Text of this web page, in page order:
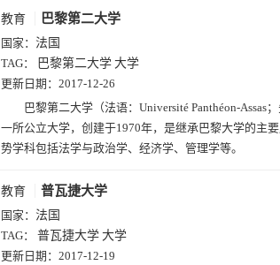
教育 巴黎第二大学
国家： 法国
TAG：
巴黎第二大学 大学
更新日期： 2017-12-26
巴黎第二大学（法语：Université Panthéon-Assas
一所公立大学，创建于1970年，是继承巴黎大学的主
势学科包括法学与政治学、经济学、管理学等。
教育 普瓦捷大学
国家： 法国
TAG： 普瓦捷大学 大学
更新日期： 2017-12-19